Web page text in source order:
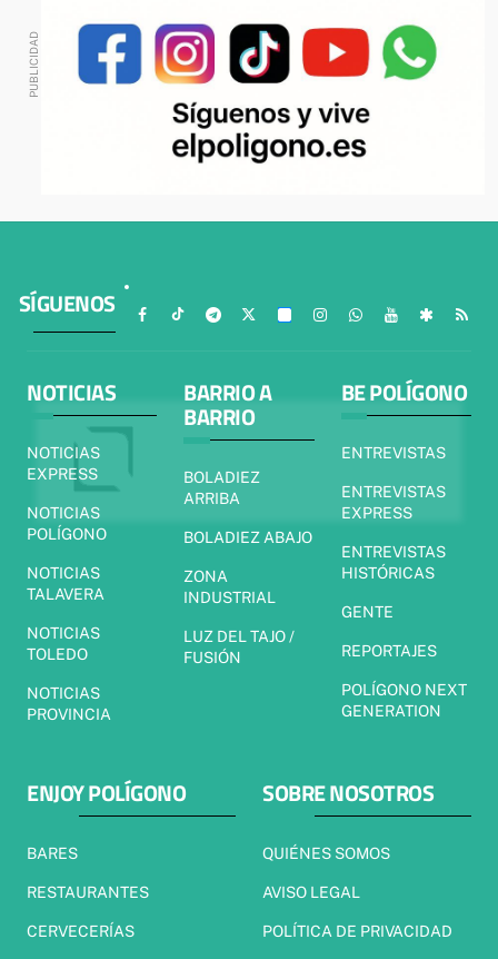
SÍGUENOS
NOTICIAS
NOTICIAS
EXPRESS
NOTICIAS
POLÍGONO
NOTICIAS
TALAVERA
NOTICIAS
TOLEDO
NOTICIAS
PROVINCIA
BARRIO A
BARRIO
BOLADIEZ
ARRIBA
BOLADIEZ ABAJO
ZONA
INDUSTRIAL
LUZ DEL TAJO /
FUSIÓN
BE POLÍGONO
ENTREVISTAS
ENTREVISTAS
EXPRESS
ENTREVISTAS
HISTÓRICAS
GENTE
REPORTAJES
POLÍGONO NEXT
GENERATION
ENJOY POLÍGONO
BARES
RESTAURANTES
CERVECERÍAS
SOBRE NOSOTROS
QUIÉNES SOMOS
AVISO LEGAL
POLÍTICA DE PRIVACIDAD